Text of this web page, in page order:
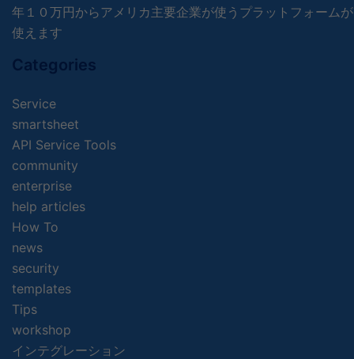
年１０万円からアメリカ主要企業が使うプラットフォームが
使えます
Categories
Service
smartsheet
API Service Tools
community
enterprise
help articles
How To
news
security
templates
Tips
workshop
インテグレーション